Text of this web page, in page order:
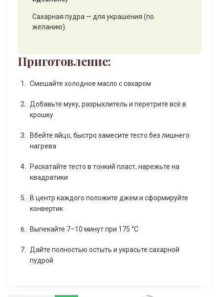
Сахарная пудра — для украшения (по
желанию)
Приготовление:
Смешайте холодное масло с сахаром
Добавьте муку, разрыхлитель и перетрите всё в
крошку
Вбейте яйцо, быстро замесите тесто без лишнего
нагрева
Раскатайте тесто в тонкий пласт, нарежьте на
квадратики
В центр каждого положите джем и сформируйте
конвертик
Выпекайте 7–10 минут при 175 °C
Дайте полностью остыть и украсьте сахарной
пудрой